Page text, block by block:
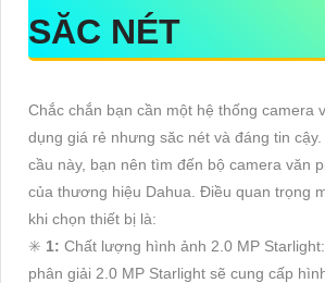
SĂC NÉT
Chắc chắn bạn cần một hệ thống camera
dụng giá rẻ nhưng săc nét và đáng tin
cầu này, bạn nên tìm đến bộ camera văn
của thương hiệu Dahua. Điều quan trọng
khi chọn thiết bị là:
✳️ 1: Chất lượng hình ảnh 2.0 MP
phân giải 2.0 MP Starlight sẽ cung cấp